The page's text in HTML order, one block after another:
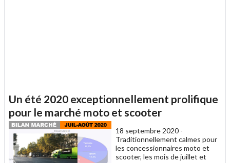
Un été 2020 exceptionnellement prolifique
pour le marché moto et scooter
18 septembre 2020 -
Traditionnellement calmes pour
les concessionnaires moto et
scooter, les mois de juillet et